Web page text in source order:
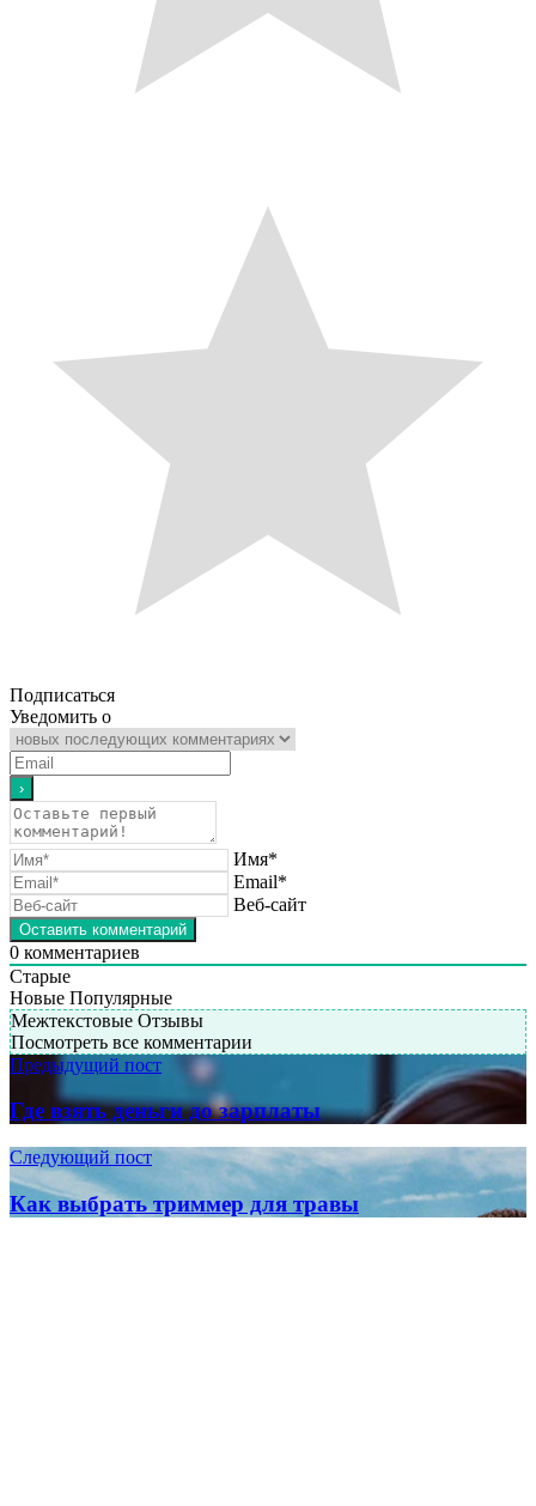
Подписаться
Уведомить о
Имя*
Email*
Веб-сайт
0 комментариев
Старые
Новые Популярные
Межтекстовые Отзывы
Посмотреть все комментарии
Предыдущий пост
Где взять деньги до зарплаты
Следующий пост
Как выбрать триммер для травы